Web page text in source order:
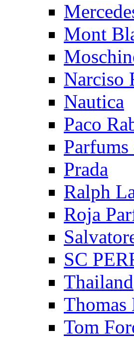
Mont
Narciso
Nautica
Paco
Prada
Ralph
Roja
SC
Thailand
Thomas
Tom